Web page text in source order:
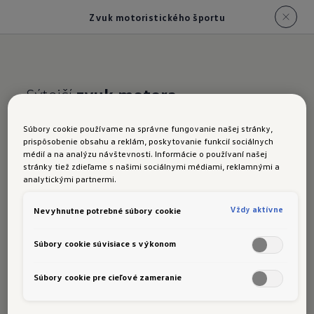
Zvuk motoristického športu
Sýtejšízvuk motora
Golf R:zvuk
motoristického športu
počuť charakteristický zvuk pretekárskych
motorom, t. j. pri uvoľnení pedála akcelerátora.
Súbory cookie používame na správne fungovanie našej stránky,
prispôsobenie obsahu a reklám, poskytovanie funkcií sociálnych
médií a na analýzu návštevnosti. Informácie o používaní našej
stránky tiež zdieľame s našimi sociálnymi médiami, reklamnými a
analytickými partnermi.
Nevyhnutne potrebné súbory cookie Vždy aktívne
Súbory cookie súvisiace s výkonom
Súbory cookie pre cieľové zameranie